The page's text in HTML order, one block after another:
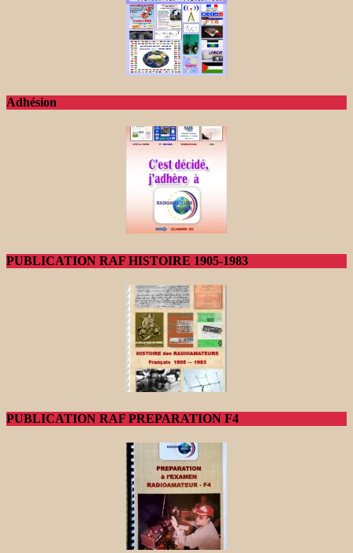
Adhésion
PUBLICATION RAF HISTOIRE 1905-1983
PUBLICATION RAF PREPARATION F4